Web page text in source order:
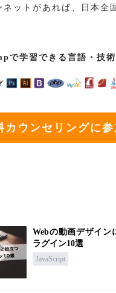
ネットがあれば、日本全
で学習できる言語・技術
カウンセリングに参
Webの動画デザイン
ラグイン10選
JavaScript